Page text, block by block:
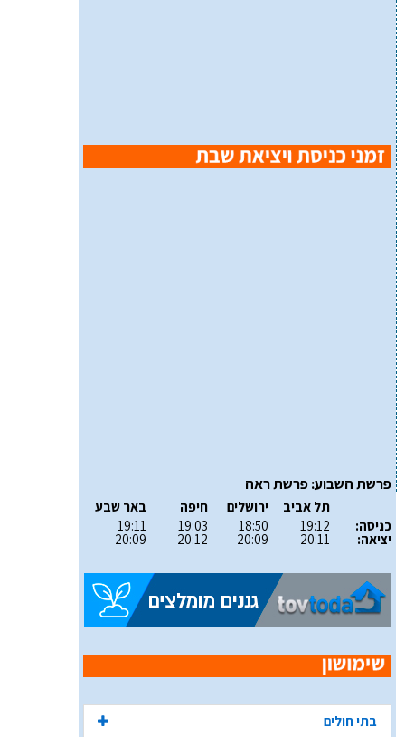
פרשת השבוע: פרשת ראה
כניסה:
יציאה:
תל אביב
19:12
20:11
ירושלים
18:50
20:09
חיפה
19:03
20:12
באר שבע
19:11
20:09
בתי חולים